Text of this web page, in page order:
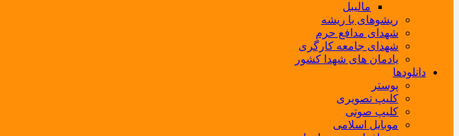
مالیبل
ریشوهای با ریشه
شهدای مدافع حرم
شهدای جامعه کارگری
یادمان های شهدا کشور
دانلودها
پوستر
کلیپ تصویری
کلیپ صوتی
موبایل اسلامی